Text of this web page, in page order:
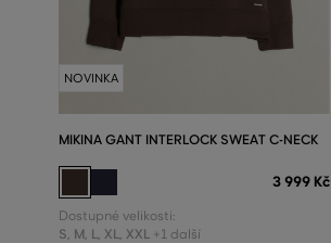
NOVINKA
MIKINA GANT INTERLOCK SWEAT C-NECK
3 999 Kč
Dostupné velikosti:
S, M, L, XL, XXL +1 další